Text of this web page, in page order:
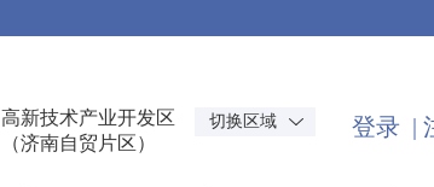
高新技术产业开发区
（济南自贸片区）
切换区域